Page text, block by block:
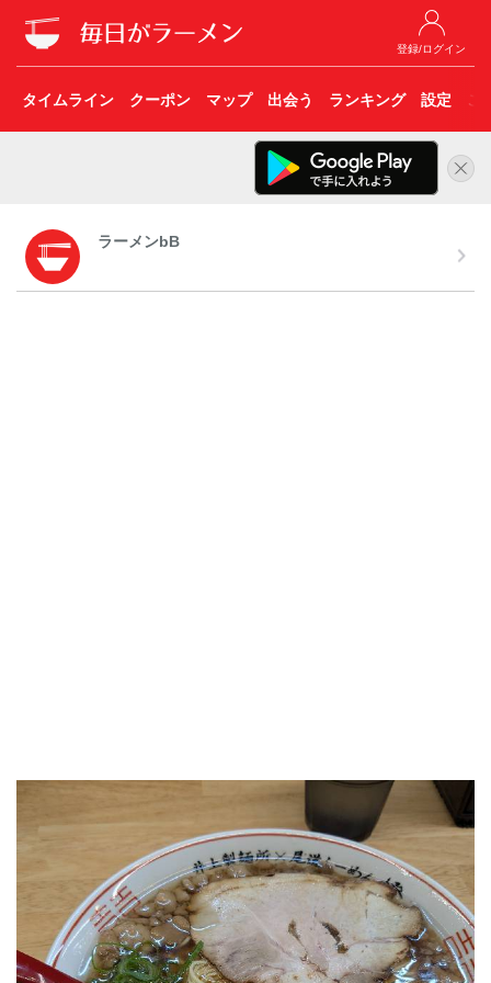
登録/ログイン
タイムライン クーポン マップ 出会う ランキング 設定 こ
ラーメンbB